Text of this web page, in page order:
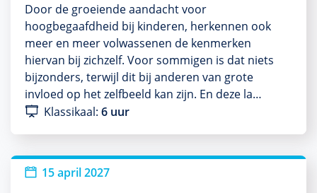
Door de groeiende aandacht voor
hoogbegaafdheid bij kinderen, herkennen ook
meer en meer volwassenen de kenmerken
hiervan bij zichzelf. Voor sommigen is dat niets
bijzonders, terwijl dit bij anderen van grote
invloed op het zelfbeeld kan zijn. En deze la…
Klassikaal: 6 uur
15 april 2027